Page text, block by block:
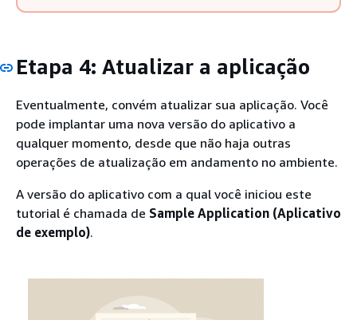
Etapa 4: Atualizar a aplicação
Eventualmente, convém atualizar sua aplicação. Você
pode implantar uma nova versão do aplicativo a
qualquer momento, desde que não haja outras
operações de atualização em andamento no ambiente.
A versão do aplicativo com a qual você iniciou este
tutorial é chamada de Sample Application (Aplicativo
de exemplo).